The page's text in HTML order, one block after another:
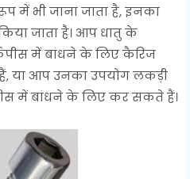
में भी जाना जाता है, इनका
जाता है। आप धातु के
में बांधने के लिए कैरिज
या आप उनका उपयोग लकड़ी
में बांधने के लिए कर सकते हैं।